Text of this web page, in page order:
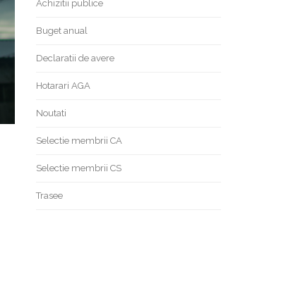
Achizitii publice
Buget anual
Declaratii de avere
Hotarari AGA
Noutati
Selectie membrii CA
Selectie membrii CS
Trasee